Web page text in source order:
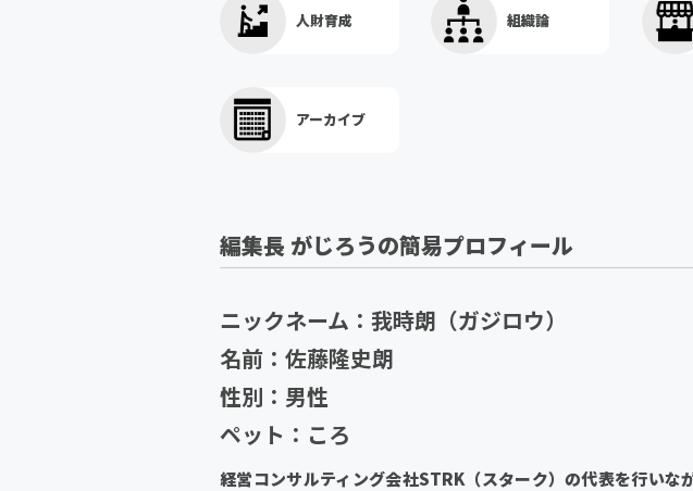
人財育成 組織論
アーカイブ
編集長 がじろうの簡易プロフィール
ニックネーム：我時朗（ガジロウ）
名前：佐藤隆史朗
性別：男性
ペット：ころ
経営コンサルティング会社STRK（スターク）の代表を行いな